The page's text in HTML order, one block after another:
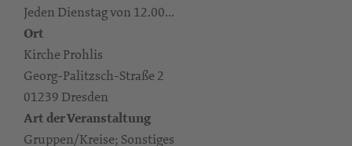
Jeden Dienstag von 12.00...
Ort
Kirche Prohlis
Georg-Palitzsch-Straße 2
01239 Dresden
Art der Veranstaltung
Gruppen/Kreise; Sonstiges